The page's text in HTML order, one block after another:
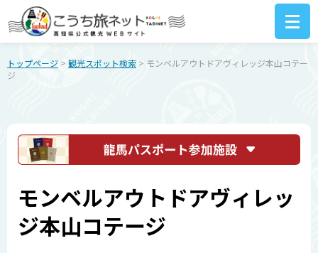
トップページ > 観光スポット検索 > モンベルアウトドアヴィレッジ本山コテー
ジ
モンベルアウトドアヴィレッ
ジ本山コテージ